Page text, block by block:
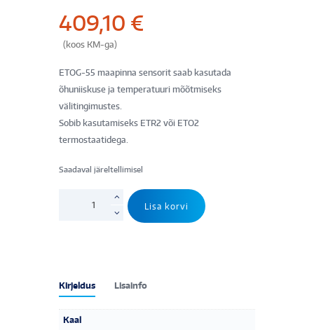
409,10 €
(koos KM-ga)
ETOG-55 maapinna sensorit saab kasutada
õhuniiskuse ja temperatuuri mõõtmiseks
välitingimustes.
Sobib kasutamiseks ETR2 või ETO2
termostaatidega.
Saadaval järeltellimisel
välisensor
kogus
Lisa korvi
Kirjeldus Lisainfo
Kaal